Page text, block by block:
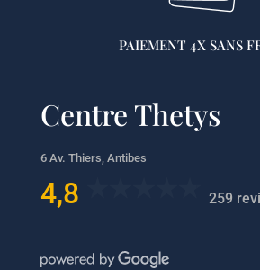
PAIEMENT 4X SANS
Centre Thetys
6 Av. Thiers, Antibes
4,8 259